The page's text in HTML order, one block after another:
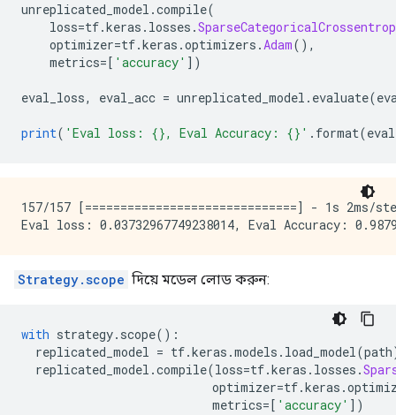
unreplicated_model .compile(
loss=tf.keras . losses .
optimizer=tf.keras .optimizers .Adam(),
metrics=[ 'accuracy' ])
eval_loss, eval_acc = unreplicated_model . evaluate(
print( 'Eval loss: {}, Eval Accuracy: {}' . format(
157/157 [==============================] - 1s
Strategy.scope দিয়ে মডেল লোড করুন:
with strategy. scope():
replicated_model = tf.keras .models . load_model(path
replicated_model .compile(loss=tf.keras . losses .
optimizer=tf.keras .
metrics=[ 'accuracy' ])